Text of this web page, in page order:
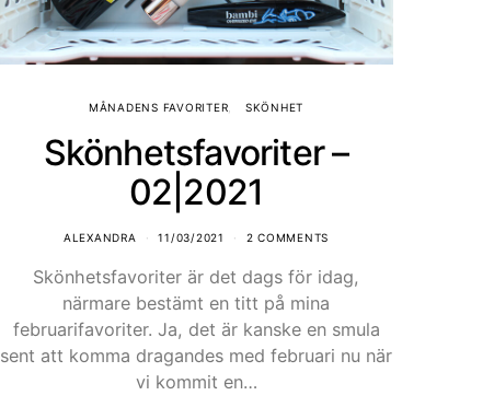
MÅNADENS FAVORITER SKÖNHET
Skönhetsfavoriter –
02|2021
ALEXANDRA 11/03/2021 2 COMMENTS
Skönhetsfavoriter är det dags för idag,
närmare bestämt en titt på mina
februarifavoriter. Ja, det är kanske en smula
sent att komma dragandes med februari nu när
vi kommit en…